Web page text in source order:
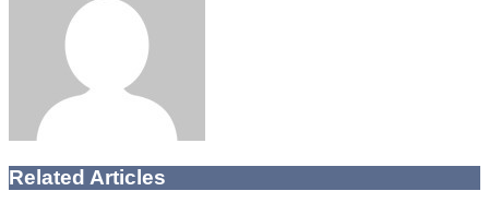
Related Articles